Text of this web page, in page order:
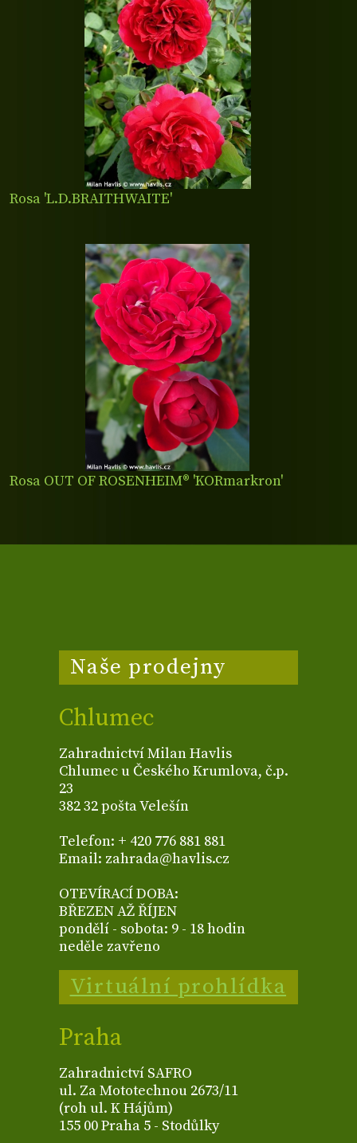
Rosa 'L.D.BRAITHWAITE'
Rosa OUT OF ROSENHEIM® 'KORmarkron'
Naše prodejny
Chlumec
Zahradnictví Milan Havlis
Chlumec u Českého Krumlova, č.p.
23
382 32 pošta Velešín
Telefon: + 420 776 881 881
Email: zahrada@havlis.cz
OTEVÍRACÍ DOBA:
BŘEZEN AŽ ŘÍJEN
pondělí - sobota: 9 - 18 hodin
neděle zavřeno
Virtuální prohlídka
Praha
Zahradnictví SAFRO
ul. Za Mototechnou 2673/11
(roh ul. K Hájům)
155 00 Praha 5 - Stodůlky